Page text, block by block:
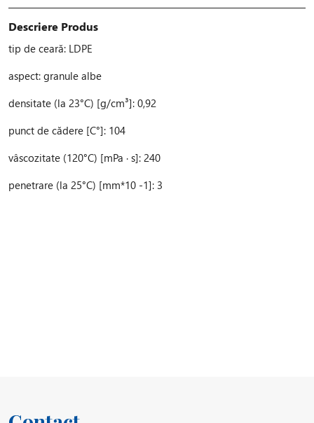
Descriere Produs
tip de ceară: LDPE
aspect: granule albe
densitate (la 23°C) [g/cm³]: 0,92
punct de cădere [C°]: 104
vâscozitate (120°C) [mPa · s]: 240
penetrare (la 25°C) [mm*10 -1]: 3